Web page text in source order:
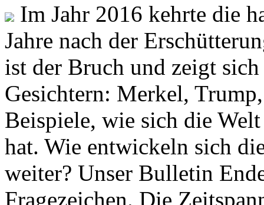
Im Jahr 2016 kehrte die
Jahre nach der
ist der Bruch und zeigt
Gesichtern: Merkel,
Beispiele, wie sich die
hat. Wie entwickeln sich
weiter? Unser Bulletin
Fragezeichen. Die